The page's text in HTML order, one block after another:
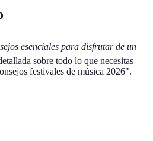
esenciales para disfrutar de un
sobre todo lo que necesitas
festivales de música 2026".